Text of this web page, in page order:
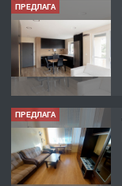
ПРЕДЛАГА
ПРЕДЛАГА